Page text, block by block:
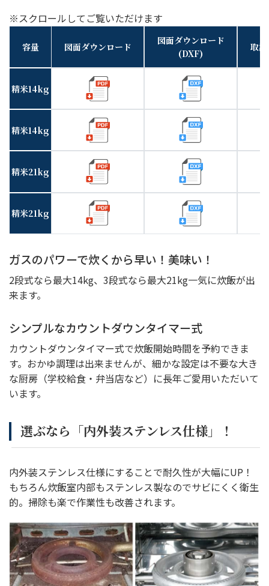
※スクロールしてご覧いただけます
容量 図面ダウンロード
図面ダウンロード
(DXF)
取
精米14kg
精米14kg
精米21kg
精米21kg
ガスのパワーで炊くから早い！美味い！
2段式なら最大14kg、3段式なら最大21kg一気に炊飯が出
来ます。
シンプルなカウントダウンタイマー式
カウントダウンタイマー式で炊飯開始時間を予約できま
す。おかゆ調理は出来ませんが、細かな設定は不要な大き
な厨房（学校給食・弁当店など）に長年ご愛用いただいて
います。
選ぶなら「内外装ステンレス仕様」！
内外装ステンレス仕様にすることで耐久性が大幅にUP！
もちろん炊飯室内部もステンレス製なのでサビにくく衛生
的。掃除も楽で作業性も改善されます。